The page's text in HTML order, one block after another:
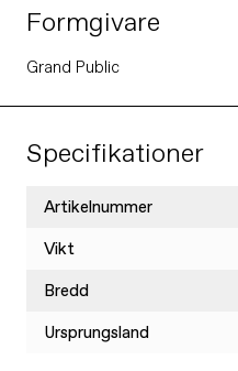
Formgivare
Grand Public
Specifikationer
Artikelnummer
Vikt
Bredd
Ursprungsland